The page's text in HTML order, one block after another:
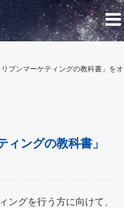
リブンマーケティングの教科書」をオ
ィングの教科書」
ングを行う方に向けて、